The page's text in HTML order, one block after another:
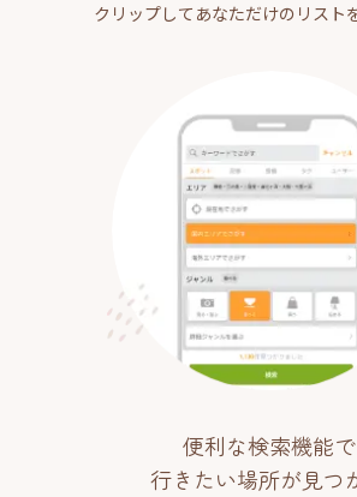
クリップしてあなただけのリスト
便利な検索機能で
行きたい場所が見つ